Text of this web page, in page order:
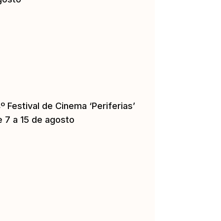
Festival de Cinema ‘Periferias’
7 a 15 de agosto